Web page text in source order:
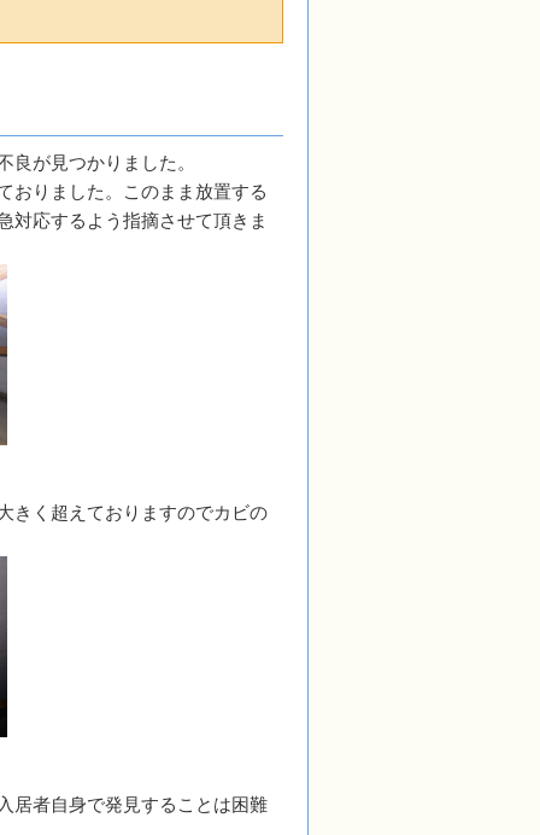
が見つかりました。
おりました。このまま放置する
対応するよう指摘させて頂きま
きく超えておりますのでカビの
居者自身で発見することは困難